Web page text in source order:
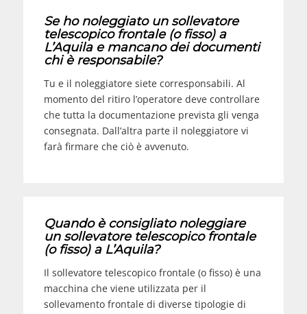
Se ho noleggiato un sollevatore
telescopico frontale (o fisso) a
L’Aquila e mancano dei documenti
chi è responsabile?
Tu e il noleggiatore siete corresponsabili. Al
momento del ritiro l’operatore deve controllare
che tutta la documentazione prevista gli venga
consegnata. Dall’altra parte il noleggiatore vi
farà firmare che ciò è avvenuto.
Quando è consigliato noleggiare
un sollevatore telescopico frontale
(o fisso) a L’Aquila?
Il sollevatore telescopico frontale (o fisso) è una
macchina che viene utilizzata per il
sollevamento frontale di diverse tipologie di